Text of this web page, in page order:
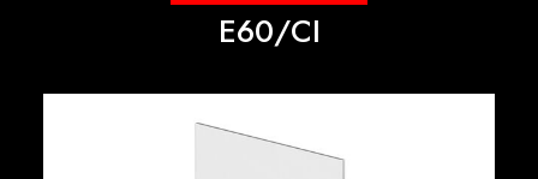
E60/CI